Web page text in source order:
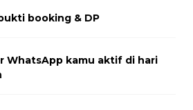
booking & DP
WhatsApp kamu aktif di hari